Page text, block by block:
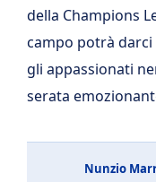
della Champions
campo potrà darci
gli appassionati
serata
Nunzio